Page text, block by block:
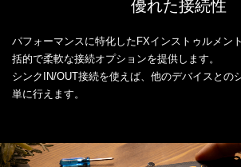
優れた接続性
パフォーマンスに特化したFXインストゥルメン
括的で柔軟な接続オプションを提供します。
シンクIN/OUT接続を使えば、他のデバイスとの
単に行えます。